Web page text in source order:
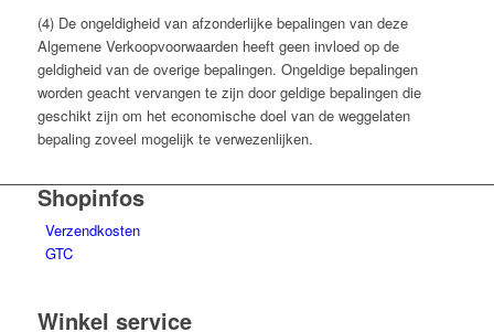
(4) De ongeldigheid van afzonderlijke bepalingen van deze
Algemene Verkoopvoorwaarden heeft geen invloed op de
geldigheid van de overige bepalingen. Ongeldige bepalingen
worden geacht vervangen te zijn door geldige bepalingen die
geschikt zijn om het economische doel van de weggelaten
bepaling zoveel mogelijk te verwezenlijken.
Shopinfos
Verzendkosten
GTC
Winkel service